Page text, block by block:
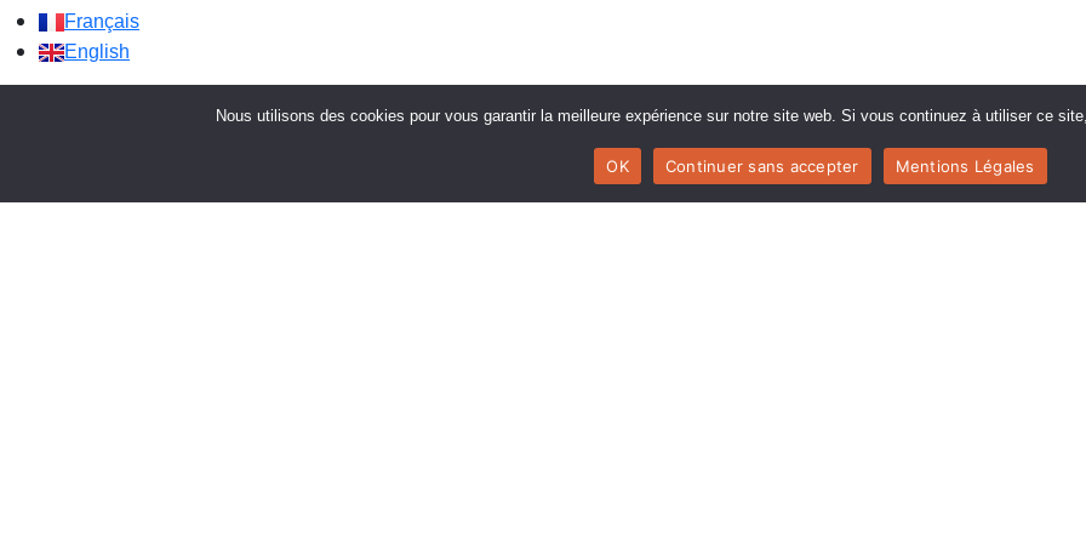
Français
English
Nous utilisons des cookies pour vous garantir la meilleure expérience sur notre site web. Si vous continuez à utiliser ce
OK Continuer sans accepter Mentions Légales